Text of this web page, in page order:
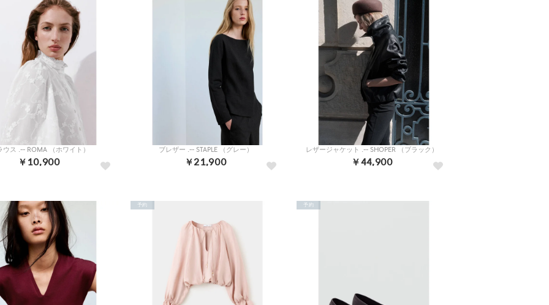
ウス .-- ROMA （ホワイト）
￥10,900
ブレザー .-- STAPLE （グレー）
￥21,900
レザージャケット .-- SHOPER （ブラック）
￥44,900
予約 予約